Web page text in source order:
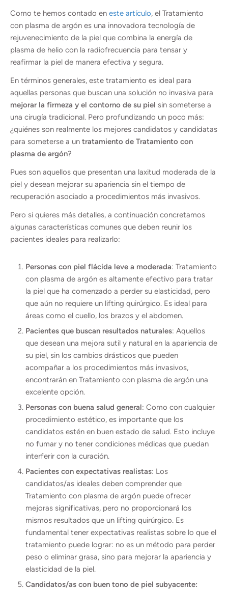
Como te hemos contado en este artículo, el Tratamiento
con plasma de argón es una innovadora tecnología de
rejuvenecimiento de la piel que combina la energía de
plasma de helio con la radiofrecuencia para tensar y
reafirmar la piel de manera efectiva y segura.
En términos generales, este tratamiento es ideal para
aquellas personas que buscan una solución no invasiva para
mejorar la firmeza y el contorno de su piel sin someterse a
una cirugía tradicional. Pero profundizando un poco más:
¿quiénes son realmente los mejores candidatos y candidatas
para someterse a un tratamiento de Tratamiento con
plasma de argón?
Pues son aquellos que presentan una laxitud moderada de la
piel y desean mejorar su apariencia sin el tiempo de
recuperación asociado a procedimientos más invasivos.
Pero si quieres más detalles, a continuación concretamos
algunas características comunes que deben reunir los
pacientes ideales para realizarlo:
Personas con piel flácida leve a moderada: Tratamiento
con plasma de argón es altamente efectivo para tratar
la piel que ha comenzado a perder su elasticidad, pero
que aún no requiere un lifting quirúrgico. Es ideal para
áreas como el cuello, los brazos y el abdomen.
Pacientes que buscan resultados naturales: Aquellos
que desean una mejora sutil y natural en la apariencia de
su piel, sin los cambios drásticos que pueden
acompañar a los procedimientos más invasivos,
encontrarán en Tratamiento con plasma de argón una
excelente opción.
Personas con buena salud general: Como con cualquier
procedimiento estético, es importante que los
candidatos estén en buen estado de salud. Esto incluye
no fumar y no tener condiciones médicas que puedan
interferir con la curación.
Pacientes con expectativas realistas: Los
candidatos/as ideales deben comprender que
Tratamiento con plasma de argón puede ofrecer
mejoras significativas, pero no proporcionará los
mismos resultados que un lifting quirúrgico. Es
fundamental tener expectativas realistas sobre lo que el
tratamiento puede lograr: no es un método para perder
peso o eliminar grasa, sino para mejorar la apariencia y
elasticidad de la piel.
Candidatos/as con buen tono de piel subyacente: